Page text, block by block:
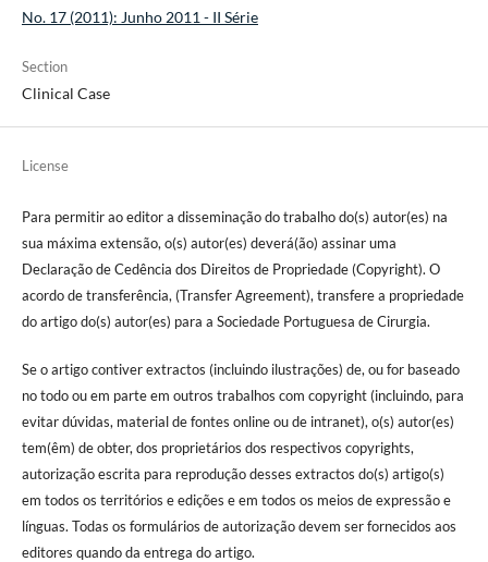
No. 17 (2011): Junho 2011 - II Série
Section
Clinical Case
License
Para permitir ao editor a disseminação do trabalho do(s) autor(es) na
sua máxima extensão, o(s) autor(es) deverá(ão) assinar uma
Declaração de Cedência dos Direitos de Propriedade (Copyright). O
acordo de transferência, (Transfer Agreement), transfere a propriedade
do artigo do(s) autor(es) para a Sociedade Portuguesa de Cirurgia.
Se o artigo contiver extractos (incluindo ilustrações) de, ou for baseado
no todo ou em parte em outros trabalhos com copyright (incluindo, para
evitar dúvidas, material de fontes online ou de intranet), o(s) autor(es)
tem(êm) de obter, dos proprietários dos respectivos copyrights,
autorização escrita para reprodução desses extractos do(s) artigo(s)
em todos os territórios e edições e em todos os meios de expressão e
línguas. Todas os formulários de autorização devem ser fornecidos aos
editores quando da entrega do artigo.